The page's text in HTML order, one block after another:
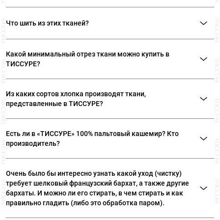
многоцветие твидов и фактурность букле. Ткани в стиле «Шанель» - это
особый вид твида, разработанный Коко Шанель.
Что шить из этих тканей?
пиджаков, жакетов. Букле используют для пошива оригинальных
Какой минимальный отрез ткани можно купить в
ТИССУРЕ?
Из каких сортов хлопка производят ткани,
представленные в ТИССУРЕ?
лучших сортов длинноволокнистого хлопка: Sea Island,
Giza, Tana Low, Supima
Есть ли в «ТИССУРЕ» 100% пальтовый кашемир? Кто
производитель?
пальтовых тканей из 100% кашемира, произведенных
компаниями: Dormeuil (Франция) Agnona (Италия) Luigi
Colombo (Италия) Holland & Sherry (Великобритания)
Очень было бы интересно узнать какой уход (чистку)
требует шелковый французский бархат, а также другие
бархаты. И можно ли его стирать, в чем стирать и как
правильно гладить (либо это обработка паром).